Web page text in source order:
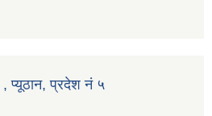
, प्यूठान, प्रदेश नं ५